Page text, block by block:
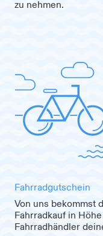
zu nehmen.
Fahrradgutschein
Von uns bekommst
Fahrradkauf in
Fahrradhändler